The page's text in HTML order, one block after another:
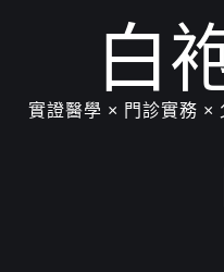
白
實證醫學 × 門診實務 ×